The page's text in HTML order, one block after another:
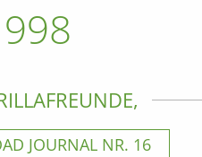
JOURNAL NR. 16